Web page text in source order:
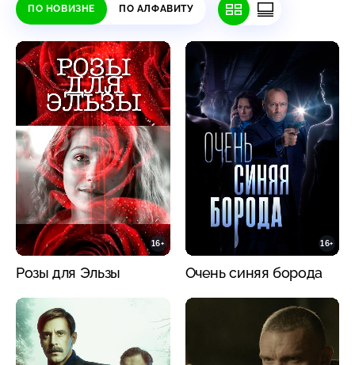
ПО НОВИЗНЕ ПО АЛФАВИТУ
16+
Розы для Эльзы
16+
Очень синяя борода